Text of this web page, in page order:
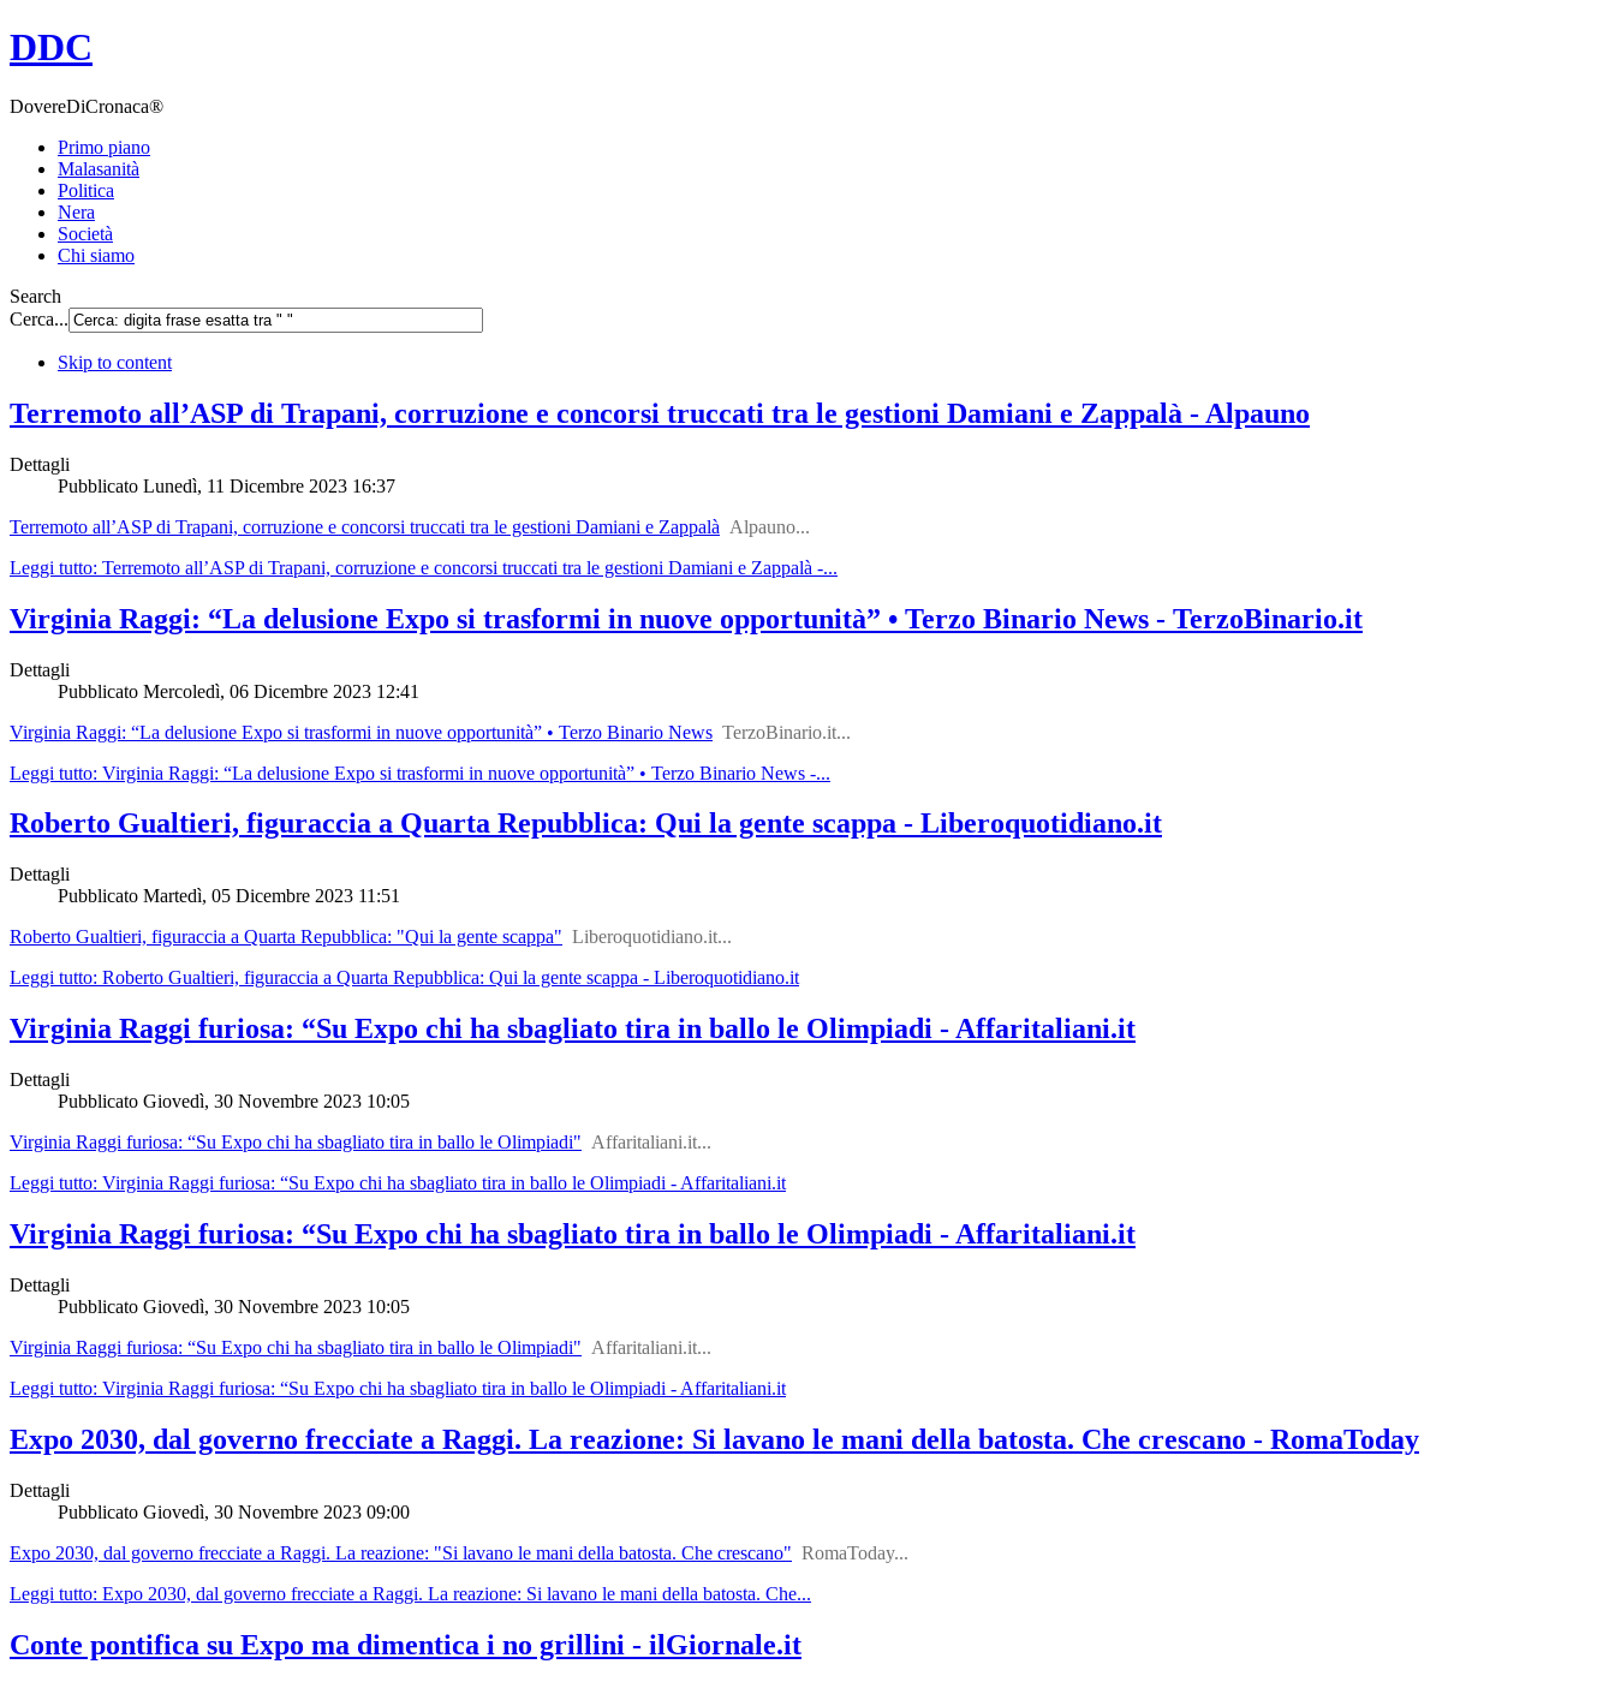
DDC
DovereDiCronaca®
Primo piano
Malasanità
Politica
Nera
Società
Chi siamo
Search
Cerca...
Skip to content
Terremoto all’ASP di Trapani, corruzione e concorsi truccati tra le gestioni Damiani e Zappalà - Alpauno
Dettagli
Pubblicato Lunedì, 11 Dicembre 2023 16:37
Terremoto all’ASP di Trapani, corruzione e concorsi truccati tra le gestioni Damiani e Zappalà Alpauno...
Leggi tutto: Terremoto all’ASP di Trapani, corruzione e concorsi truccati tra le gestioni Damiani e Zappalà -...
Virginia Raggi: “La delusione Expo si trasformi in nuove opportunità” • Terzo Binario News - TerzoBinario.it
Dettagli
Pubblicato Mercoledì, 06 Dicembre 2023 12:41
Virginia Raggi: “La delusione Expo si trasformi in nuove opportunità” • Terzo Binario News TerzoBinario.it...
Leggi tutto: Virginia Raggi: “La delusione Expo si trasformi in nuove opportunità” • Terzo Binario News -...
Roberto Gualtieri, figuraccia a Quarta Repubblica: Qui la gente scappa - Liberoquotidiano.it
Dettagli
Pubblicato Martedì, 05 Dicembre 2023 11:51
Roberto Gualtieri, figuraccia a Quarta Repubblica: "Qui la gente scappa" Liberoquotidiano.it...
Leggi tutto: Roberto Gualtieri, figuraccia a Quarta Repubblica: Qui la gente scappa - Liberoquotidiano.it
Virginia Raggi furiosa: “Su Expo chi ha sbagliato tira in ballo le Olimpiadi - Affaritaliani.it
Dettagli
Pubblicato Giovedì, 30 Novembre 2023 10:05
Virginia Raggi furiosa: “Su Expo chi ha sbagliato tira in ballo le Olimpiadi" Affaritaliani.it...
Leggi tutto: Virginia Raggi furiosa: “Su Expo chi ha sbagliato tira in ballo le Olimpiadi - Affaritaliani.it
Virginia Raggi furiosa: “Su Expo chi ha sbagliato tira in ballo le Olimpiadi - Affaritaliani.it
Dettagli
Pubblicato Giovedì, 30 Novembre 2023 10:05
Virginia Raggi furiosa: “Su Expo chi ha sbagliato tira in ballo le Olimpiadi" Affaritaliani.it...
Leggi tutto: Virginia Raggi furiosa: “Su Expo chi ha sbagliato tira in ballo le Olimpiadi - Affaritaliani.it
Expo 2030, dal governo frecciate a Raggi. La reazione: Si lavano le mani della batosta. Che crescano - RomaToday
Dettagli
Pubblicato Giovedì, 30 Novembre 2023 09:00
Expo 2030, dal governo frecciate a Raggi. La reazione: "Si lavano le mani della batosta. Che crescano" RomaToday...
Leggi tutto: Expo 2030, dal governo frecciate a Raggi. La reazione: Si lavano le mani della batosta. Che...
Conte pontifica su Expo ma dimentica i no grillini - ilGiornale.it